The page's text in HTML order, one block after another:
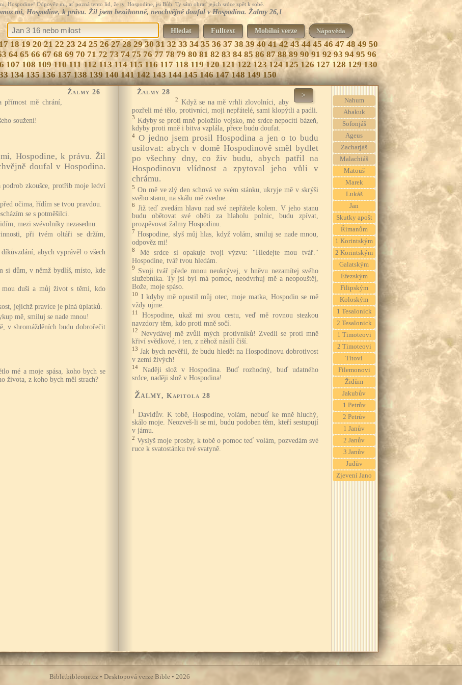
Hospodine! Odpověz mi, ať pozná tento lid, že ty, Hospodine, jsi Bůh. Ty sám obrať jejich srdce zpět k sobě.
mi, Hospodine, k právu. Žil jsem bezúhonně, neochvějně doufal v Hospodina. Žalmy 26,1
Hledat Fulltext Mobilní verze Nápověda
17 18 19 20 21 22 23 24 25 26 27 28 29 30 31 32 33 34 35 36 37 38 39 40 41 42 43 44 45 46 47 48 49 50
64 65 66 67 68 69 70 71 72 73 74 75 76 77 78 79 80 81 82 83 84 85 86 87 88 89 90 91 92 93 94 95 96
107 108 109 110 111 112 113 114 115 116 117 118 119 120 121 122 123 124 125 126 127 128 129 130
134 135 136 137 138 139 140 141 142 143 144 145 146 147 148 149 150
Žalmy 26
přímost mě chrání,
soužení!
Hospodine, k právu. Žil
doufal v Hospodina.
podrob zkoušce, protřib moje ledví
očima, řídím se tvou pravdou.
se s potměšilci.
mezi svévolníky nezasednu.
při tvém oltáři se držím,
abych vyprávěl o všech
si dům, v němž bydlíš, místo, kde
mou duši a můj život s těmi, kdo
jejichž pravice je plná úplatků.
mě, smiluj se nade mnou!
v shromážděních budu dobrořečit
mé a moje spása, koho bych se
života, z koho bych měl strach?
Žalmy 28 >
2 Když se na mě vrhli zlovolníci, aby
pozřeli mé tělo, protivníci, moji nepřátelé, sami klopýtli a padli.
3 Kdyby se proti mně položilo vojsko, mé srdce nepocítí bázeň,
kdyby proti mně i bitva vzplála, přece budu doufat.
4 O jedno jsem prosil Hospodina a jen o to budu
usilovat: abych v domě Hospodinově směl bydlet
po všechny dny, co živ budu, abych patřil na
Hospodinovu vlídnost a zpytoval jeho vůli v
chrámu.
5 On mě ve zlý den schová ve svém stánku, ukryje mě v skrýši
svého stanu, na skálu mě zvedne.
6 Již teď zvedám hlavu nad své nepřátele kolem. V jeho stanu
budu obětovat své oběti za hlaholu polnic, budu zpívat,
prozpěvovat žalmy Hospodinu.
7 Hospodine, slyš můj hlas, když volám, smiluj se nade mnou,
odpověz mi!
8
Mé srdce si opakuje tvoji výzvu: "Hledejte mou tvář."
Hospodine, tvář tvou hledám.
9
Svoji tvář přede mnou neukrývej, v hněvu nezamítej svého
služebníka. Ty jsi byl má pomoc, neodvrhuj mě a neopouštěj,
Bože, moje spáso.
10 I kdyby mě opustil můj otec, moje matka, Hospodin se mě
vždy ujme.
11
Hospodine, ukaž mi svou cestu, veď mě rovnou stezkou
navzdory těm, kdo proti mně sočí.
12 Nevydávej mě zvůli mých protivníků! Zvedli se proti mně
křiví svědkové, i ten, z něhož násilí čiší.
13 Jak bych nevěřil, že budu hledět na Hospodinovu dobrotivost
v zemi živých!
14
Naději slož v Hospodina. Buď rozhodný, buď udatného
srdce, naději slož v Hospodina!
Žalmy, Kapitola 28
1 Davidův. K tobě, Hospodine, volám, nebuď ke mně hluchý,
skálo moje. Neozveš-li se mi, budu podoben těm, kteří sestupují
v jámu.
2 Vyslyš moje prosby, k tobě o pomoc teď volám, pozvedám své
ruce k svatostánku tvé svatyně.
Nahum
Abakuk
Sofonjáš
Ageus
Zacharjáš
Malachiáš
Matouš
Marek
Lukáš
Jan
Skutky apošt
Římanům
1 Korintským
2 Korintským
Galatským
Efezským
Filipským
Koloským
1 Tesalonick
2 Tesalonick
1 Timoteovi
2 Timoteovi
Titovi
Filemonovi
Židům
Jakubův
1 Petrův
2 Petrův
1 Janův
2 Janův
3 Janův
Judův
Zjevení Jano
Bible.bibleone.cz • Desktopová verze Bible • 2026